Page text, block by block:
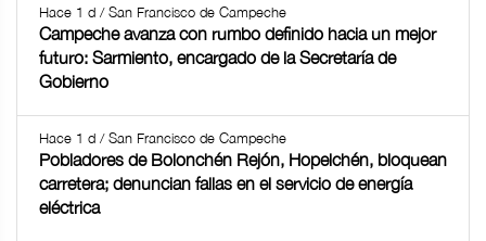
Hace 1 d / San Francisco de Campeche
Campeche avanza con rumbo definido hacia un mejor
futuro: Sarmiento, encargado de la Secretaría de
Gobierno
Hace 1 d / San Francisco de Campeche
Pobladores de Bolonchén Rejón, Hopelchén, bloquean
carretera; denuncian fallas en el servicio de energía
eléctrica